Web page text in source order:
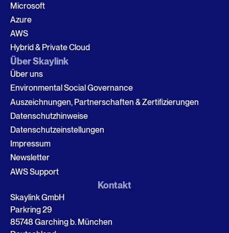
Microsoft
Azure
AWS
Hybrid & Private Cloud
Über Skaylink
Über uns
Environmental Social Governance
Auszeichnungen, Partnerschaften & Zertifizierungen
Datenschutzhinweise
Datenschutzeinstellungen
Impressum
Newsletter
AWS Support
Kontakt
Skaylink GmbH
Parkring 29
85748 Garching b. München